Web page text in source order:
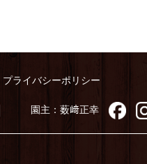
プライバシーポリシー
園主：薮﨑正幸